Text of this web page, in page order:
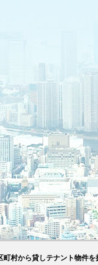
町村から貸しテナント物件を